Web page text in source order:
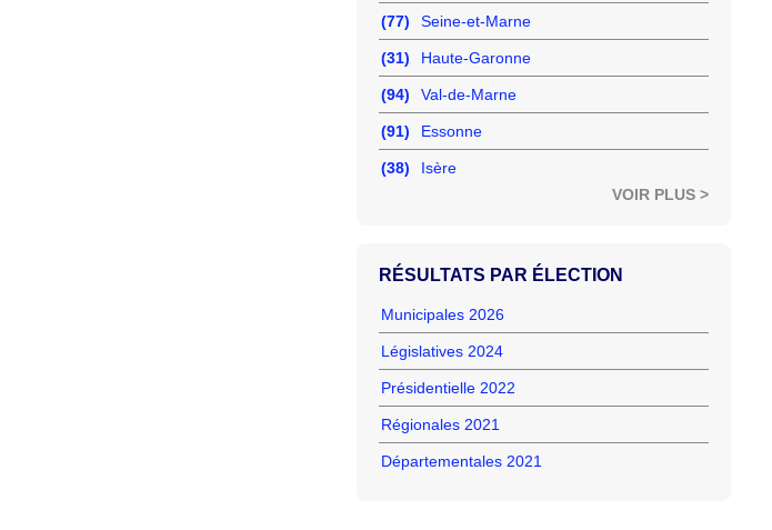
(77) Seine-et-Marne
(31) Haute-Garonne
(94) Val-de-Marne
(91) Essonne
(38)
Isère
VOIR PLUS >
RÉSULTATS PAR ÉLECTION
Municipales 2026
Législatives 2024
Présidentielle 2022
Régionales 2021
Départementales 2021